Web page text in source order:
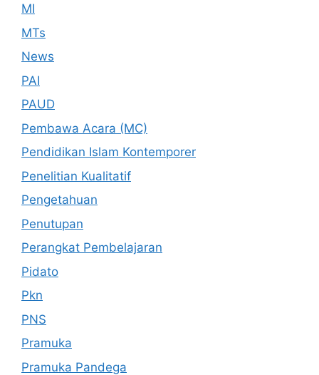
MI
MTs
News
PAI
PAUD
Pembawa Acara (MC)
Pendidikan Islam Kontemporer
Penelitian Kualitatif
Pengetahuan
Penutupan
Perangkat Pembelajaran
Pidato
Pkn
PNS
Pramuka
Pramuka Pandega